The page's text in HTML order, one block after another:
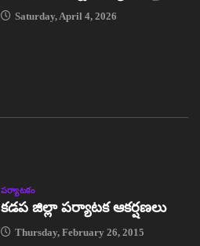
Saturday, April 4, 2026
పర్యాటకం
కడప జిల్లా పర్యాటక ఆకర్షణలు
Thursday, February 26, 2015